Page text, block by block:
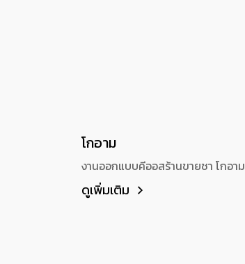
โกอาม
งานออกแบบคีออสร้านขายชา โกอาม
ดูเพิ่มเติม